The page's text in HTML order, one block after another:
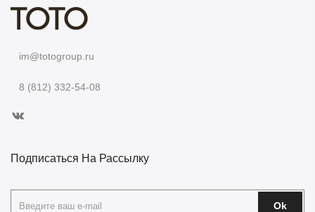
im@totogroup.ru
8 (812) 332-54-08
Подписаться На Рассылку
Ok